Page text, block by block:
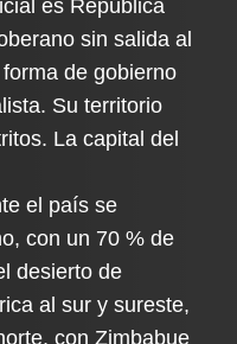
es República
sin salida al
de gobierno
Su territorio
La capital del
el país se
con un 70 % de
desierto de
al sur y sureste,
con Zimbabue